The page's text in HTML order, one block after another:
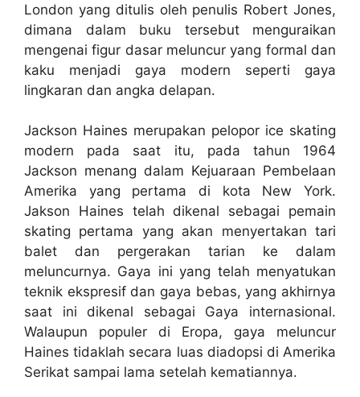
London yang ditulis oleh penulis Robert Jones,
dimana dalam buku tersebut menguraikan
mengenai figur dasar meluncur yang formal dan
kaku menjadi gaya modern seperti gaya
lingkaran dan angka delapan.
Jackson Haines merupakan pelopor ice skating
modern pada saat itu, pada tahun 1964
Jackson menang dalam Kejuaraan Pembelaan
Amerika yang pertama di kota New York.
Jakson Haines telah dikenal sebagai pemain
skating pertama yang akan menyertakan tari
balet dan pergerakan tarian ke dalam
meluncurnya. Gaya ini yang telah menyatukan
teknik ekspresif dan gaya bebas, yang akhirnya
saat ini dikenal sebagai Gaya internasional.
Walaupun populer di Eropa, gaya meluncur
Haines tidaklah secara luas diadopsi di Amerika
Serikat sampai lama setelah kematiannya.